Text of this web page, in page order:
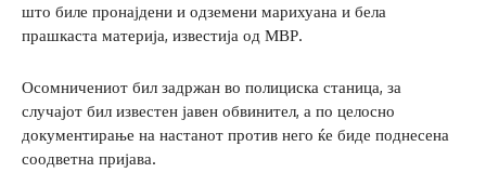
што биле пронајдени и одземени марихуана и бела
прашкаста материја, известија од МВР.
Осомничениот бил задржан во полициска станица, за
случајот бил известен јавен обвинител, а по целосно
документирање на настанот против него ќе биде поднесена
соодветна пријава.